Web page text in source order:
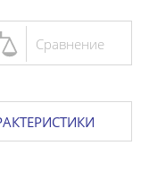
Сравнение